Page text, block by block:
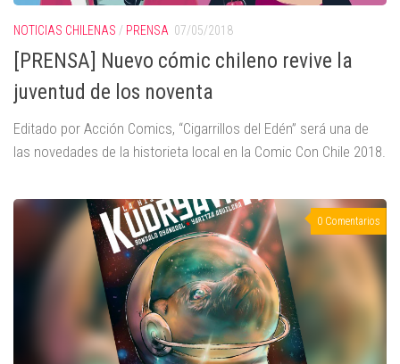
NOTICIAS CHILENAS / PRENSA 07/05/2018
[PRENSA] Nuevo cómic chileno revive la
juventud de los noventa
Editado por Acción Comics, “Cigarrillos del Edén” será una de
las novedades de la historieta local en la Comic Con Chile 2018.
0 Comentarios